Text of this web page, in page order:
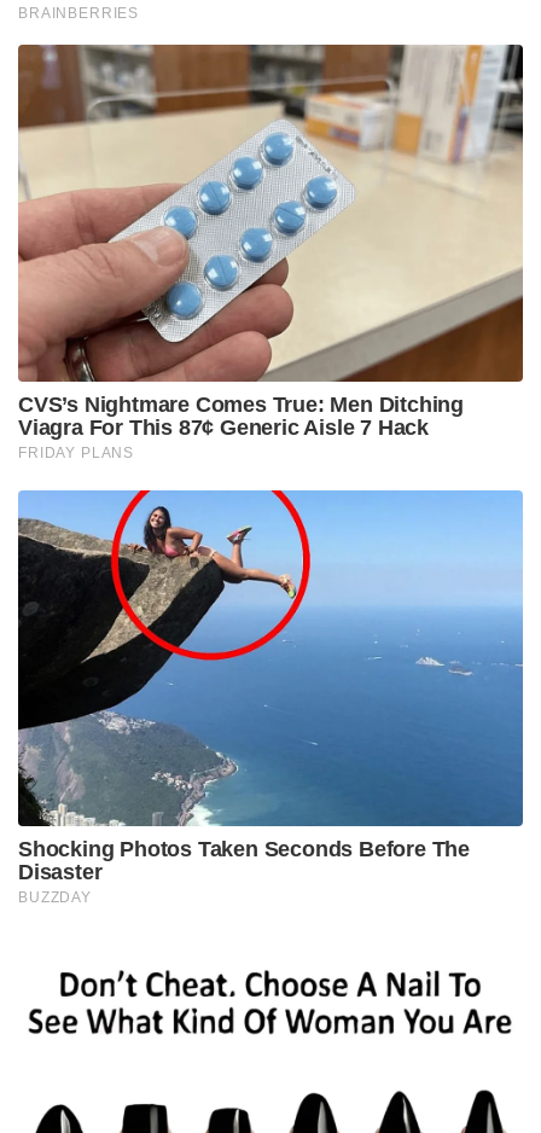
BRAINBERRIES
CVS’s Nightmare Comes True: Men Ditching
Viagra For This 87¢ Generic Aisle 7 Hack
FRIDAY PLANS
Shocking Photos Taken Seconds Before The
Disaster
BUZZDAY